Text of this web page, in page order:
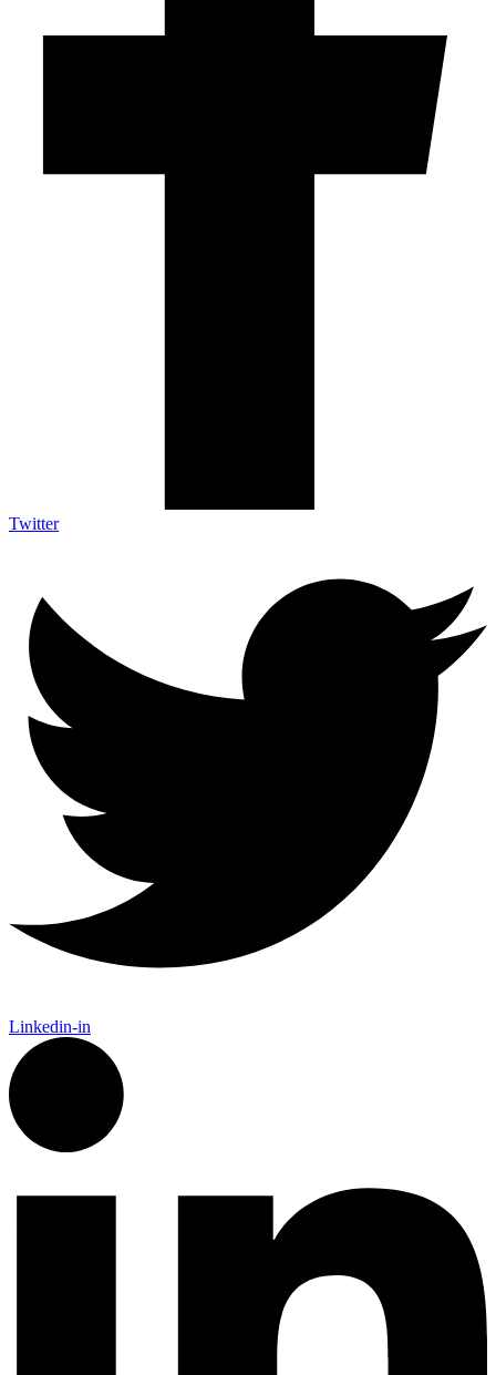
Twitter
Linkedin-in